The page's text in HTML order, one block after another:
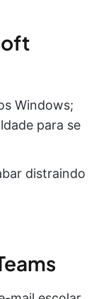
Windows;
para se
distraindo